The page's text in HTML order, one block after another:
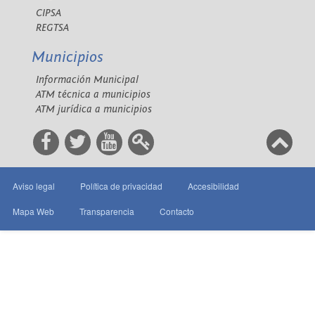
CIPSA
REGTSA
Municipios
Información Municipal
ATM técnica a municipios
ATM jurídica a municipios
Aviso legal Política de privacidad Accesibilidad
Mapa Web Transparencia Contacto